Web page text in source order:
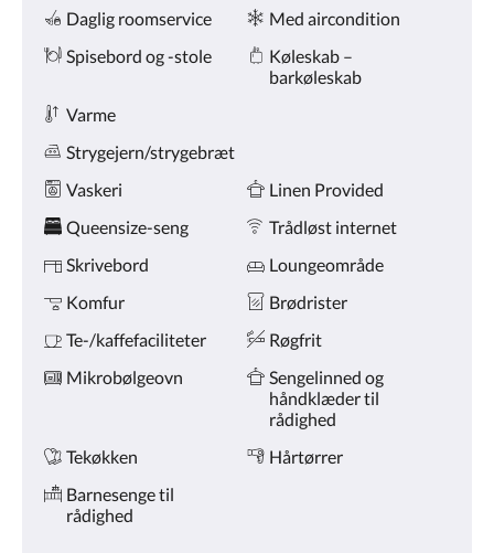
knapperne
næste
Faciliteter
Daglig roomservice
Med aircondition
Spisebord og -stole
Køleskab –
barkøleskab
Varme
Strygejern/strygebræt
Vaskeri
Linen Provided
Queensize-seng
Trådløst internet
Skrivebord
Loungeområde
Komfur
Brødrister
Te-/kaffefaciliteter
Røgfrit
Mikrobølgeovn
Sengelinned og
håndklæder til
rådighed
Tekøkken
Hårtørrer
Barnesenge til
rådighed